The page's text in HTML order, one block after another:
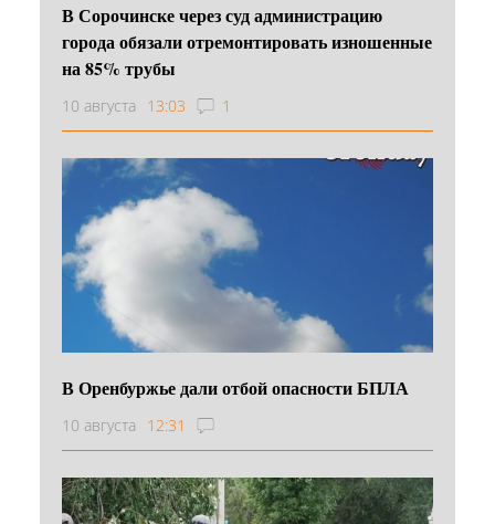
В Сорочинске через суд администрацию
города обязали отремонтировать изношенные
на 85% трубы
10 августа 13:03 1
В Оренбуржье дали отбой опасности БПЛА
10 августа 12:31